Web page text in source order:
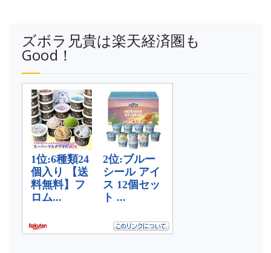
ズボラ兄貴は楽天経済圏も
Good！